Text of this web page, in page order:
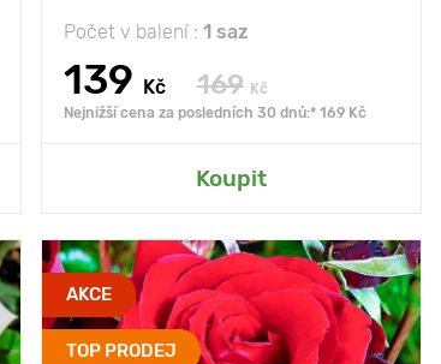
Počet v balení : 1 saz
139 Kč 169 Kč
Nejnižší cena za posledních 30 dnů:* 169 Kč
Koupit
Přidat do mé zahrady
AKCE
TOP PRODEJ
Type pots kořenový bal
Věk sazenice 2 roky